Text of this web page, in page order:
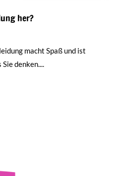
her?
macht Spaß und ist
denken....